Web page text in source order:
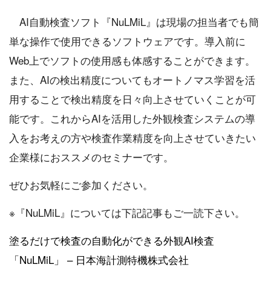
AI自動検査ソフト『NuLMiL』は現場の担当者でも簡
単な操作で使用できるソフトウェアです。導入前に
Web上でソフトの使用感も体感することができます。
また、AIの検出精度についてもオートノマス学習を活
用することで検出精度を日々向上させていくことが可
能です。これからAIを活用した外観検査システムの導
入をお考えの方や検査作業精度を向上させていきたい
企業様におススメのセミナーです。
ぜひお気軽にご参加ください。
※『NuLMiL』については下記記事もご一読下さい。
塗るだけで検査の自動化ができる外観AI検査
「NuLMiL」 – 日本海計測特機株式会社